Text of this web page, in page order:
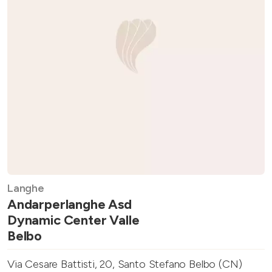
Langhe
Andarperlanghe Asd
Dynamic Center Valle
Belbo
Via Cesare Battisti, 20, Santo Stefano Belbo (CN)